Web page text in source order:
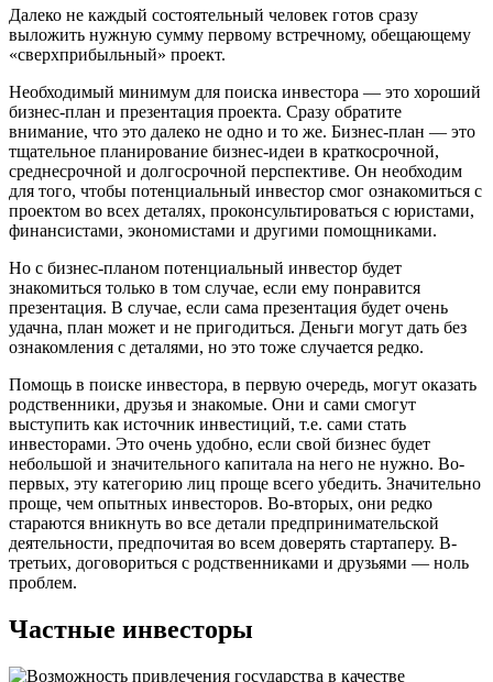
Далеко не каждый состоятельный человек готов сразу
выложить нужную сумму первому встречному, обещающему
«сверхприбыльный» проект.
Необходимый минимум для поиска инвестора — это хороший
бизнес-план и презентация проекта. Сразу обратите
внимание, что это далеко не одно и то же. Бизнес-план — это
тщательное планирование бизнес-идеи в краткосрочной,
среднесрочной и долгосрочной перспективе. Он необходим
для того, чтобы потенциальный инвестор смог ознакомиться с
проектом во всех деталях, проконсультироваться с юристами,
финансистами, экономистами и другими помощниками.
Но с бизнес-планом потенциальный инвестор будет
знакомиться только в том случае, если ему понравится
презентация. В случае, если сама презентация будет очень
удачна, план может и не пригодиться. Деньги могут дать без
ознакомления с деталями, но это тоже случается редко.
Помощь в поиске инвестора, в первую очередь, могут оказать
родственники, друзья и знакомые. Они и сами смогут
выступить как источник инвестиций, т.е. сами стать
инвесторами. Это очень удобно, если свой бизнес будет
небольшой и значительного капитала на него не нужно. Во-
первых, эту категорию лиц проще всего убедить. Значительно
проще, чем опытных инвесторов. Во-вторых, они редко
стараются вникнуть во все детали предпринимательской
деятельности, предпочитая во всем доверять стартаперу. В-
третьих, договориться с родственниками и друзьями — ноль
проблем.
Частные инвесторы